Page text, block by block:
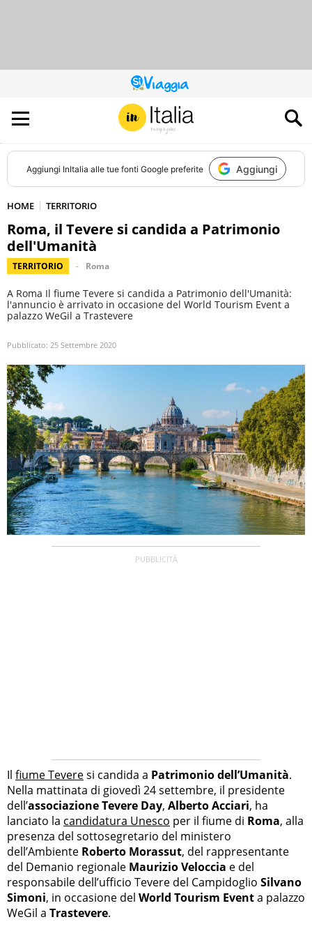
QUESTO
SITO
CONTRIBUISCE
ALL’AUDIENCE
DI
Aggiungi InItalia alle tue fonti Google preferite Aggiungi
HOME TERRITORIO
Roma, il Tevere si candida a Patrimonio
dell'Umanità
TERRITORIO Roma
A Roma Il fiume Tevere si candida a Patrimonio dell'Umanità:
l'annuncio è arrivato in occasione del World Tourism Event a
palazzo WeGil a Trastevere
Pubblicato: 25 Settembre 2020
Il fiume Teveresi candida a Patrimonio dell’Umanità.
Nella mattinata di giovedì 24 settembre, il presidente
dell’associazione Tevere Day, Alberto Acciari, ha
lanciato la candidatura Unesco per il fiume di Roma, alla
presenza del sottosegretario del ministero
dell’Ambiente Roberto Morassut, del rappresentante
del Demanio regionale Maurizio Veloccia e del
responsabile dell’ufficio Tevere del Campidoglio Silvano
Simoni, in occasione del World Tourism Eventa palazzo
WeGil a Trastevere.